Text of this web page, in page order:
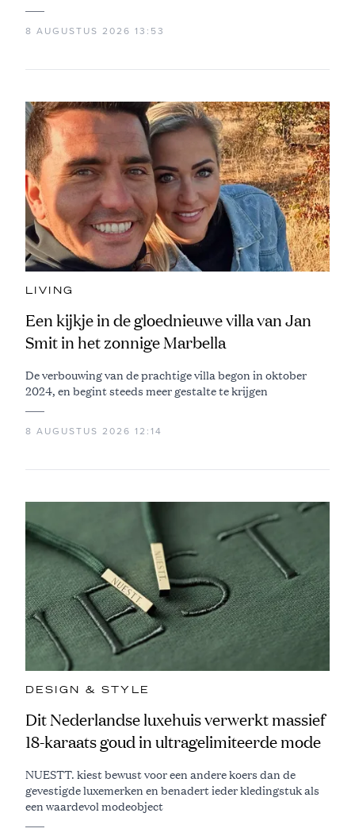
8 AUGUSTUS 2026 13:53
LIVING
Een kijkje in de gloednieuwe villa van Jan
Smit in het zonnige Marbella
De verbouwing van de prachtige villa begon in oktober
2024, en begint steeds meer gestalte te krijgen
8 AUGUSTUS 2026 12:14
DESIGN & STYLE
Dit Nederlandse luxehuis verwerkt massief
18-karaats goud in ultragelimiteerde mode
NUESTT. kiest bewust voor een andere koers dan de
gevestigde luxemerken en benadert ieder kledingstuk als
een waardevol modeobject